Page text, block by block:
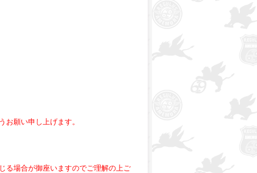
願い申し上げます。
る場合が御座いますのでご理解の上ご